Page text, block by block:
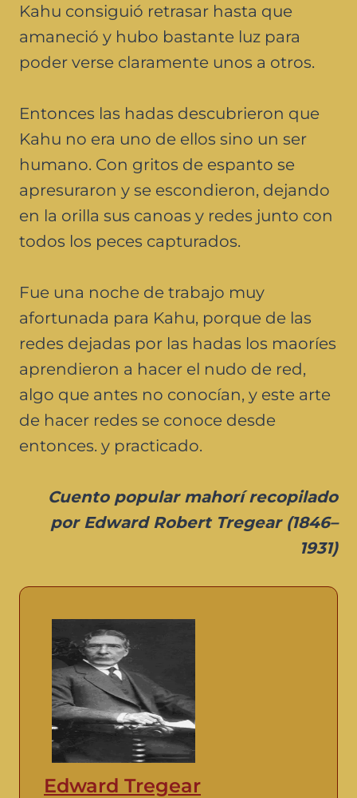
Kahu consiguió retrasar hasta que
amaneció y hubo bastante luz para
poder verse claramente unos a otros.
Entonces las hadas descubrieron que
Kahu no era uno de ellos sino un ser
humano. Con gritos de espanto se
apresuraron y se escondieron, dejando
en la orilla sus canoas y redes junto con
todos los peces capturados.
Fue una noche de trabajo muy
afortunada para Kahu, porque de las
redes dejadas por las hadas los maoríes
aprendieron a hacer el nudo de red,
algo que antes no conocían, y este arte
de hacer redes se conoce desde
entonces. y practicado.
Cuento popular mahorí recopilado
por Edward Robert Tregear (1846–
1931)
Edward Tregear